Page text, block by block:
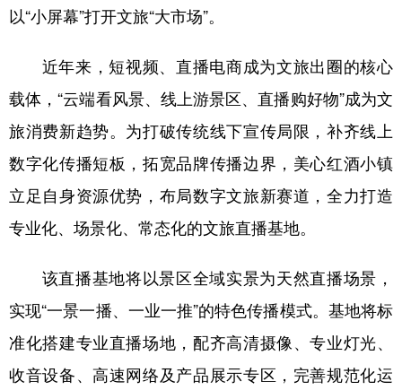
以“小屏幕”打开文旅“大市场”。
近年来，短视频、直播电商成为文旅出圈的核心
载体，“云端看风景、线上游景区、直播购好物”成为文
旅消费新趋势。为打破传统线下宣传局限，补齐线上
数字化传播短板，拓宽品牌传播边界，美心红酒小镇
立足自身资源优势，布局数字文旅新赛道，全力打造
专业化、场景化、常态化的文旅直播基地。
该直播基地将以景区全域实景为天然直播场景，
实现“一景一播、一业一推”的特色传播模式。基地将标
准化搭建专业直播场地，配齐高清摄像、专业灯光、
收音设备、高速网络及产品展示专区，完善规范化运